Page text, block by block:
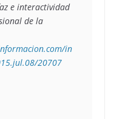
e interactividad
de la
in
20707